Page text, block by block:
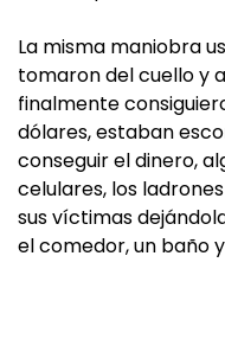
La misma maniobra
tomaron del cuello y
finalmente
dólares, estaban
conseguir el dinero,
celulares, los
sus víctimas
el comedor, un baño